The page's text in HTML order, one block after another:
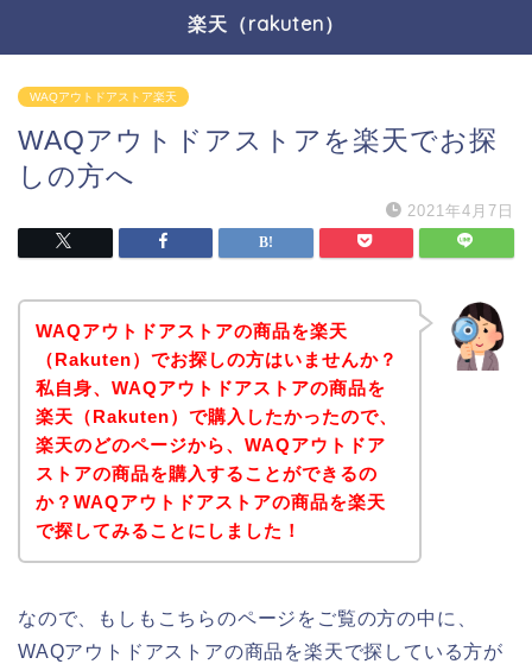
楽天（rakuten）
WAQアウトドアストア楽天
WAQアウトドアストアを楽天でお探
しの方へ
2021年4月7日
WAQアウトドアストアの商品を楽天
（Rakuten）でお探しの方はいませんか？
私自身、WAQアウトドアストアの商品を
楽天（Rakuten）で購入したかったので、
楽天のどのページから、WAQアウトドア
ストアの商品を購入することができるの
か？WAQアウトドアストアの商品を楽天
で探してみることにしました！
なので、もしもこちらのページをご覧の方の中に、
WAQアウトドアストアの商品を楽天で探している方が